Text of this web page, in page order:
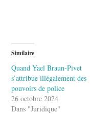
Similaire
Quand Yael Braun-Pivet
s’attribue illégalement des
pouvoirs de police
26 octobre 2024
Dans "Juridique"